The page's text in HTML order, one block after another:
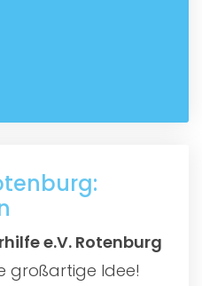
e.V. Rotenburg
großartige Idee!